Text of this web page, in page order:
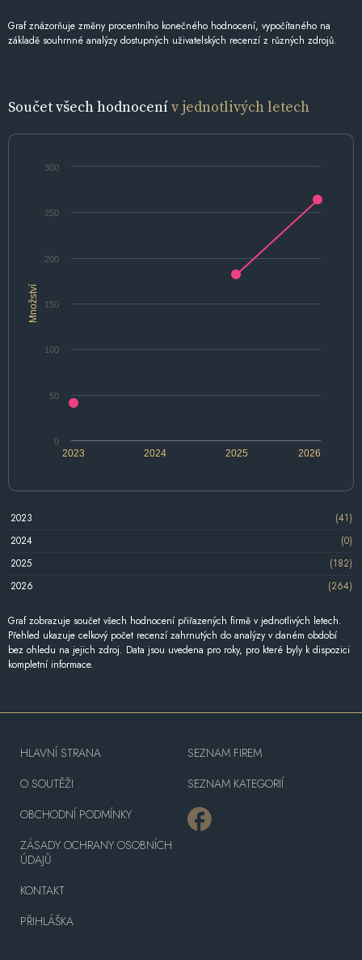
Graf znázorňuje změny procentního konečného hodnocení, vypočítaného na
základě souhrnné analýzy dostupných uživatelských recenzí z různých zdrojů.
Součet všech hodnocenív jednotlivých letech
Množství
2024 2026
2023 2025
0
50
100
150
200
250
300
2023
(41)
2024
(0)
2025
(182)
2026
(264)
Graf zobrazuje součet všech hodnocení přiřazených firmě v jednotlivých letech.
Přehled ukazuje celkový počet recenzí zahrnutých do analýzy v daném období
bez ohledu na jejich zdroj. Data jsou uvedena pro roky, pro které byly k dispozici
kompletní informace.
HLAVNÍ STRANA
O SOUTĚŽI
OBCHODNÍ PODMÍNKY
ZÁSADY OCHRANY OSOBNÍCH
ÚDAJŮ
KONTAKT
PŘIHLÁŠKA
SEZNAM FIREM
SEZNAM KATEGORIÍ